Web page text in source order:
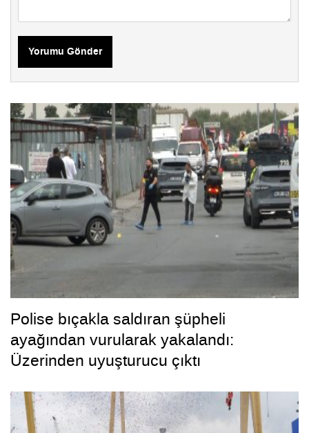
Yorumu Gönder
Polise bıçakla saldıran şüpheli
ayağından vurularak yakalandı:
Üzerinden uyuşturucu çıktı